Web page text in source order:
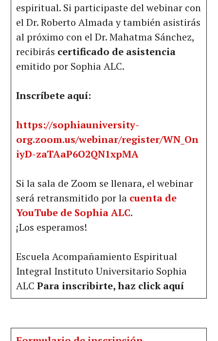
espiritual. Si participaste del webinar con
el Dr. Roberto Almada y también asistirás
al próximo con el Dr. Mahatma Sánchez,
recibirás certificado de asistencia
emitido por Sophia ALC.
Inscríbete aquí:
https://sophiauniversity-
org.zoom.us/webinar/register/WN_On
iyD-zaTAaP6O2QN1xpMA
Si la sala de Zoom se llenara, el webinar
será retransmitido por la cuenta de
YouTube de Sophia ALC.
¡Los esperamos!
Escuela Acompañamiento Espiritual
Integral Instituto Universitario Sophia
ALCPara inscribirte, haz click aquí